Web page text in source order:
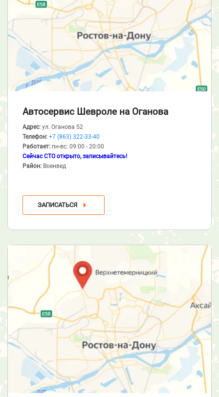
Автосервис Шевроле на Оганова
Адрес: ул. Оганова 52
Телефон: +7 (863) 322-33-40
Работает: пн-вс: 09:00 - 20:00
Сейчас СТО открыто, записывайтесь!
Район: Военвед
ЗАПИСАТЬСЯ